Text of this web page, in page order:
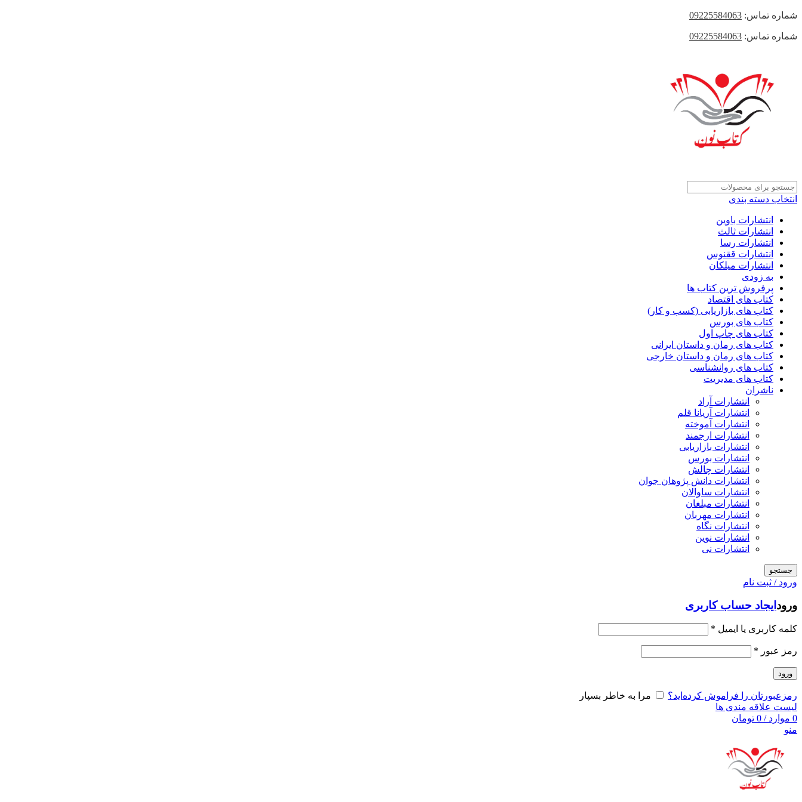
شماره تماس: 09225584063
شماره تماس: 09225584063
انتخاب دسته بندی
انتشارات باوین
انتشارات ثالث
انتشارات رسا
انتشارات ققنوس
انتشارات میلکان
به زودی
پرفروش ترین کتاب ها
کتاب های اقتصاد
کتاب های بازاریابی (کسب و کار)
کتاب های بورس
کتاب های چاپ اول
کتاب های رمان و داستان ایرانی
کتاب های رمان و داستان خارجی
کتاب های روانشناسی
کتاب های مدیریت
ناشران
انتشارات آراد
انتشارات آریانا قلم
انتشارات آموخته
انتشارات ارجمند
انتشارات بازاریابی
انتشارات بورس
انتشارات چالش
انتشارات دانش پژوهان جوان
انتشارات ساوالان
انتشارات مبلغان
انتشارات مهربان
انتشارات نگاه
انتشارات نوین
انتشارات نی
جستجو
ورود / ثبت نام
ورود ایجاد حساب کاربری
کلمه کاربری یا ایمیل *
رمز عبور *
ورود
رمزعبورتان را فراموش کرده‌اید؟
مرا به خاطر بسپار
لیست علاقه مندی ها
0 موارد /
0 تومان
منو